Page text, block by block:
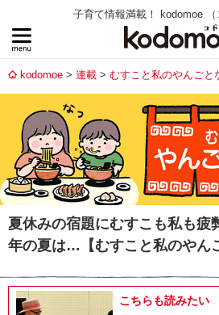
子育て情報満載！ kodomoe
kodomoe 連載 むすこと私のやんごと
夏休みの宿題にむすこも私も疲
年の夏は…【むすこと私のやん
こちらも読みたい